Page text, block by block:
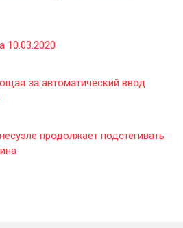
10.03.2020
за автоматический ввод
продолжает подстегивать